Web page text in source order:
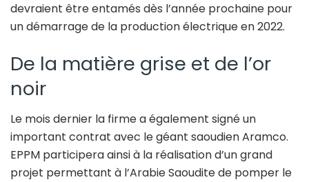
devraient être entamés dès l’année prochaine pour
un démarrage de la production électrique en 2022.
De la matière grise et de l’or
noir
Le mois dernier la firme a également signé un
important contrat avec le géant saoudien Aramco.
EPPM participera ainsi à la réalisation d’un grand
projet permettant à l’Arabie Saoudite de pomper le